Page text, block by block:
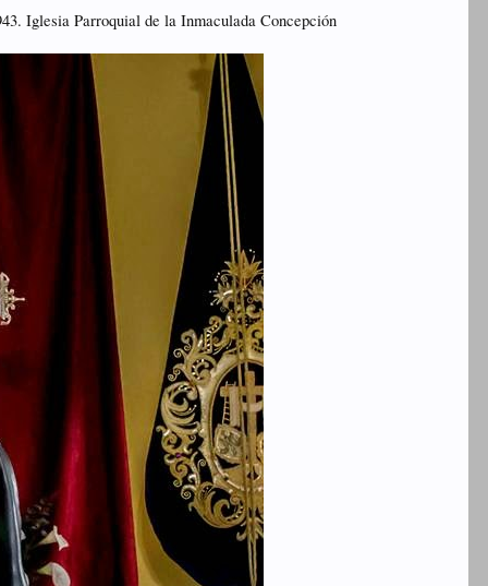
Iglesia Parroquial de la Inmaculada Concepción